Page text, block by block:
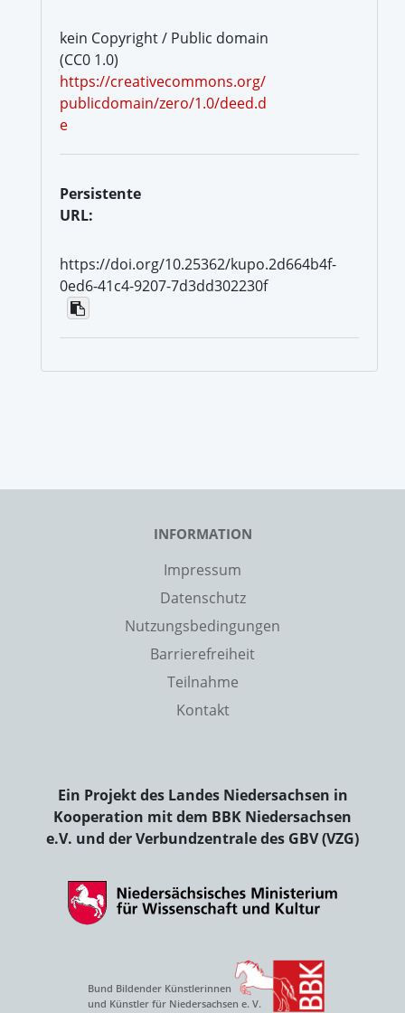
kein Copyright / Public domain
(CC0 1.0)
https://creativecommons.org/
publicdomain/zero/1.0/deed.d
e
Persistente
URL:
https://doi.org/10.25362/kupo.2d664b4f-
0ed6-41c4-9207-7d3dd302230f
INFORMATION
Impressum
Datenschutz
Nutzungsbedingungen
Barrierefreiheit
Teilnahme
Kontakt
Ein Projekt des Landes Niedersachsen in
Kooperation mit dem BBK Niedersachsen
e.V. und der Verbundzentrale des GBV (VZG)
Bund Bildender Künstlerinnen
und Künstler für Niedersachsen e. V.